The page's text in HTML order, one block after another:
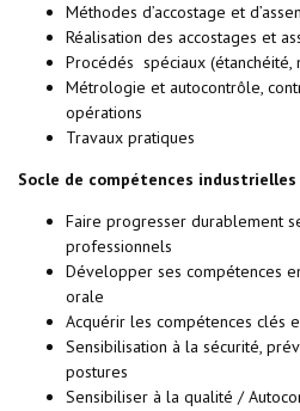
Méthodes d’accostage et
Réalisation des accostages et
Procédés spéciaux (étanchéité,
Métrologie et autocontrôle,
opérations
Travaux pratiques
Socle de compétences
Faire progresser durablement
professionnels
Développer ses compétences
orale
Acquérir les compétences clés
Sensibilisation à la sécurité,
postures
Sensibiliser à la qualité /